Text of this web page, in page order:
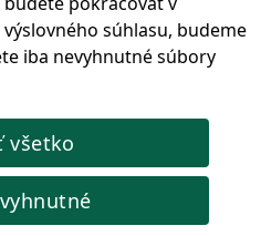
súhlasu, budeme
iba nevyhnutné súbory
všetko
4, 831 06 Bratislava - m. č.
všetky práva vyhradené.